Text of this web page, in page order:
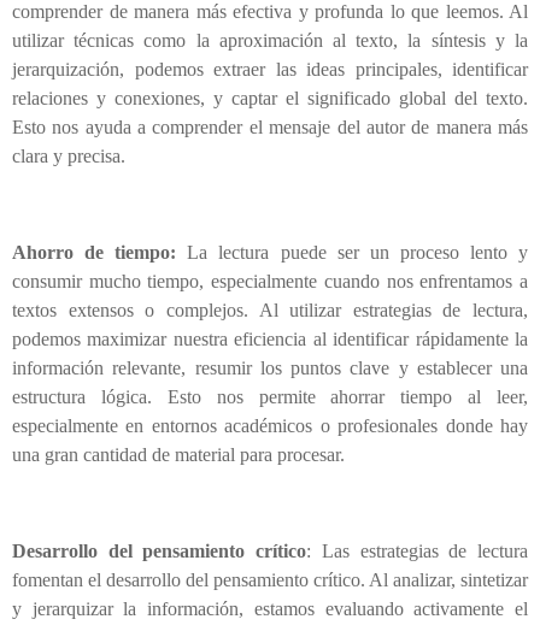
comprender de manera más efectiva y profunda lo que leemos. Al
utilizar técnicas como la aproximación al texto, la síntesis y la
jerarquización, podemos extraer las ideas principales, identificar
relaciones y conexiones, y captar el significado global del texto.
Esto nos ayuda a comprender el mensaje del autor de manera más
clara y precisa.
Ahorro de tiempo: La lectura puede ser un proceso lento y
consumir mucho tiempo, especialmente cuando nos enfrentamos a
textos extensos o complejos. Al utilizar estrategias de lectura,
podemos maximizar nuestra eficiencia al identificar rápidamente la
información relevante, resumir los puntos clave y establecer una
estructura lógica. Esto nos permite ahorrar tiempo al leer,
especialmente en entornos académicos o profesionales donde hay
una gran cantidad de material para procesar.
Desarrollo del pensamiento crítico: Las estrategias de lectura
fomentan el desarrollo del pensamiento crítico. Al analizar, sintetizar
y jerarquizar la información, estamos evaluando activamente el